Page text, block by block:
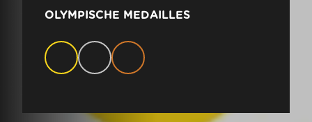
OLYMPISCHE MEDAILLES